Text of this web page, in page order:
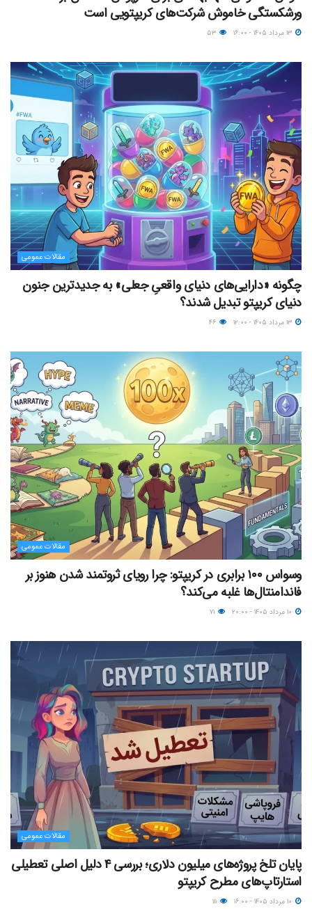
ورشکستگی خاموش شرکت‌های کریپتویی است
مقالات عمومی
چگونه «دارایی‌های دنیای واقعیِ جعلی» به جدیدترین جنون
دنیای کریپتو تبدیل شدند؟
مقالات عمومی
وسواس ۱۰۰ برابری در کریپتو: چرا رویای ثروتمند شدن هنوز بر
فاندامنتال‌ها غلبه می‌کند؟
مقالات عمومی
پایان تلخ پروژه‌های میلیون دلاری؛ بررسی ۴ دلیل اصلی تعطیلی
استارتاپ‌های مطرح کریپتو